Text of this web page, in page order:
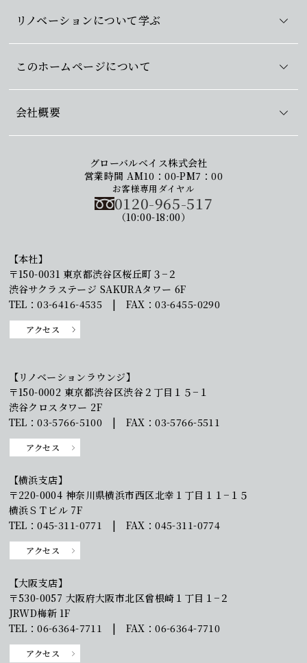
リノベーションについて学ぶ
このホームページについて
会社概要
グローバルベイス株式会社
営業時間 AM10：00-PM7：00
お客様専用ダイヤル
0120-965-517
（10:00-18:00）
【本社】
〒150-0031 東京都渋谷区桜丘町３−２
渋谷サクラステージ SAKURAタワー 6F
TEL：03-6416-4535 | FAX：03-6455-0290
アクセス
【リノベーションラウンジ】
〒150-0002 東京都渋谷区渋谷２丁目１５−１
渋谷クロスタワー 2F
TEL：03-5766-5100 | FAX：03-5766-5511
アクセス
【横浜支店】
〒220-0004 神奈川県横浜市西区北幸１丁目１１−１５
横浜ＳＴビル 7F
TEL：045-311-0771 | FAX：045-311-0774
アクセス
【大阪支店】
〒530-0057 大阪府大阪市北区曾根崎１丁目１−２
JRWD梅新 1F
TEL：06-6364-7711 | FAX：06-6364-7710
アクセス